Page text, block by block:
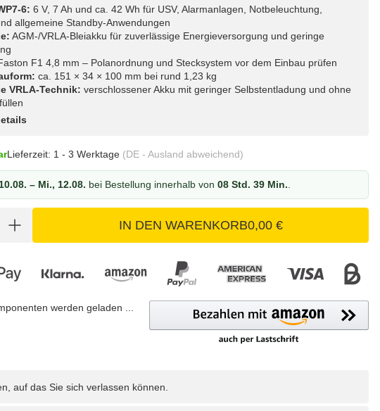
6: 6 V, 7 Ah und ca. 42 Wh für USV, Alarmanlagen, Notbeleuchtung,
allgemeine Standby-Anwendungen
AGM-/VRLA-Bleiakku für zuverlässige Energieversorgung und geringe
F1 4,8 mm – Polanordnung und Stecksystem vor dem Einbau prüfen
ca. 151 × 34 × 100 mm bei rund 1,23 kg
VRLA-Technik: verschlossener Akku mit geringer Selbstentladung und ohne
Lieferzeit: 1 - 3 Werktage (DE - Ausland abweichend)
– Mi., 12.08. bei Bestellung innerhalb von 08 Std. 39 Min.
IN DEN WARENKORB0,00 €
werden geladen ...
auf das Sie sich verlassen können.